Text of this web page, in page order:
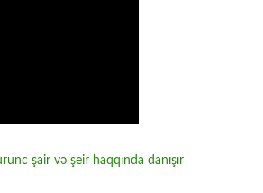
şair və şeir haqqında danışır